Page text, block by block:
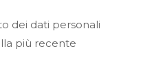
dei dati personali
più recente